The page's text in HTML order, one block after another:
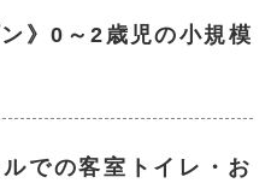
》0～2歳児の小規模
での客室トイレ・お